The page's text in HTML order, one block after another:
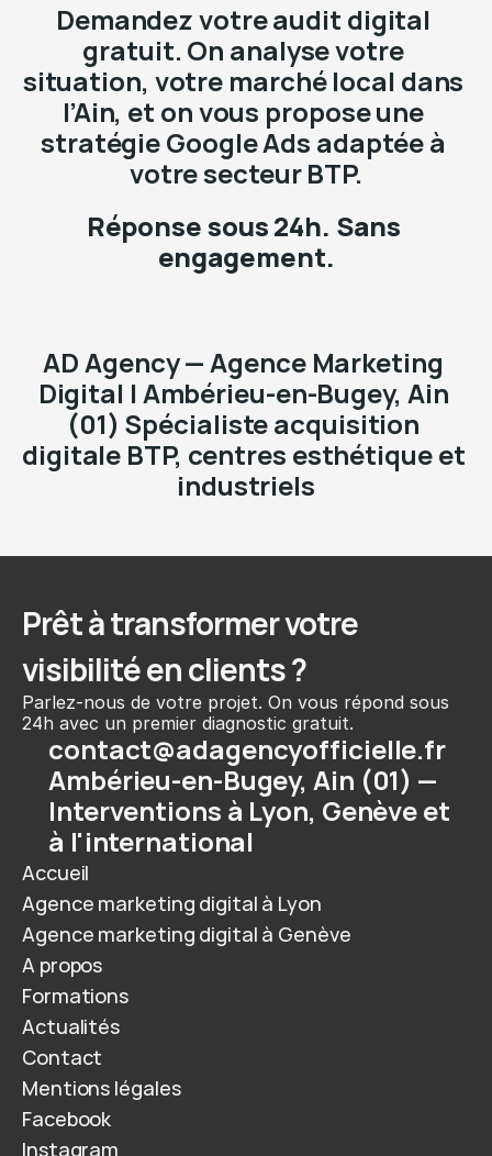
Demandez votre audit digital
gratuit. On analyse votre
situation, votre marché local dans
l’Ain, et on vous propose une
stratégie Google Ads adaptée à
votre secteur BTP.
Réponse sous 24h. Sans
engagement.
AD Agency — Agence Marketing
Digital | Ambérieu-en-Bugey, Ain
(01) Spécialiste acquisition
digitale BTP, centres esthétique et
industriels
Prêt à transformer votre
visibilité en clients ?
Parlez-nous de votre projet. On vous répond sous
24h avec un premier diagnostic gratuit.
contact@adagencyofficielle.fr
Ambérieu-en-Bugey, Ain (01) —
Interventions à Lyon, Genève et
à l'international
Accueil
Agence marketing digital à Lyon
Agence marketing digital à Genève
A propos
Formations
Actualités
Contact
Mentions légales
Facebook
Instagram